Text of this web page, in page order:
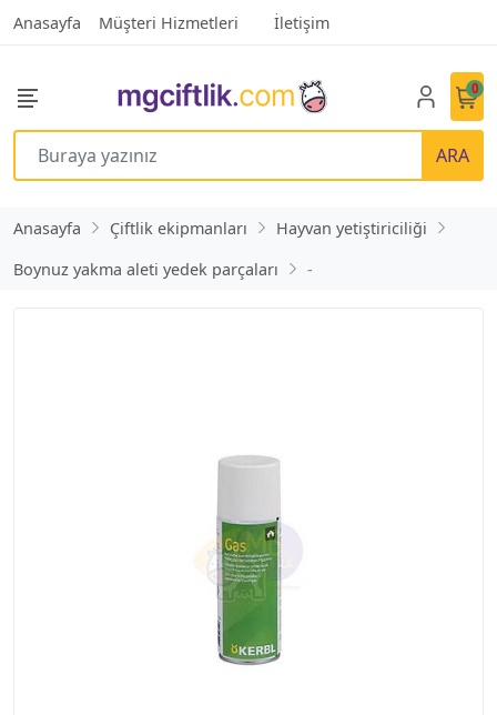
Anasayfa Müşteri Hizmetleri İletişim
ARA
0
Anasayfa Çiftlik ekipmanları
Hayvan yetiştiriciliği
Boynuz yakma aleti yedek parçaları
-